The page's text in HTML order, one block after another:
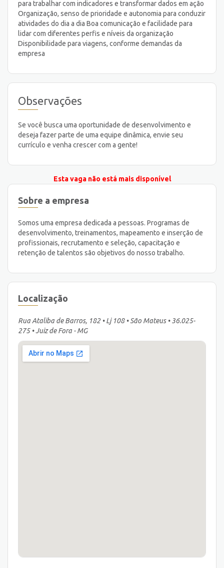
para trabalhar com indicadores e transformar dados em ação
Organização, senso de prioridade e autonomia para conduzir
atividades do dia a dia Boa comunicação e facilidade para
lidar com diferentes perfis e níveis da organização
Disponibilidade para viagens, conforme demandas da
empresa
Observações
Se você busca uma oportunidade de desenvolvimento e
deseja fazer parte de uma equipe dinâmica, envie seu
currículo e venha crescer com a gente!
Esta vaga não está mais disponível
Sobre a empresa
Somos uma empresa dedicada a pessoas. Programas de
desenvolvimento, treinamentos, mapeamento e inserção de
profissionais, recrutamento e seleção, capacitação e
retenção de talentos são objetivos do nosso trabalho.
Localização
Rua Ataliba de Barros, 182 • Lj 108 • São Mateus • 36.025-
275 • Juiz de Fora - MG